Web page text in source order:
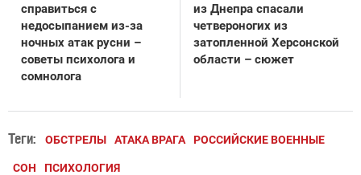
справиться с
недосыпанием из-за
ночных атак русни –
советы психолога и
сомнолога
из Днепра спасали
четвероногих из
затопленной Херсонской
области – сюжет
Теги: ОБСТРЕЛЫ АТАКА ВРАГА РОССИЙСКИЕ ВОЕННЫЕ
СОН ПСИХОЛОГИЯ